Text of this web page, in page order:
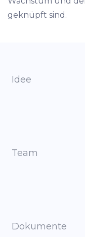
geknüpft sind.
Idee
Team
Dokumente